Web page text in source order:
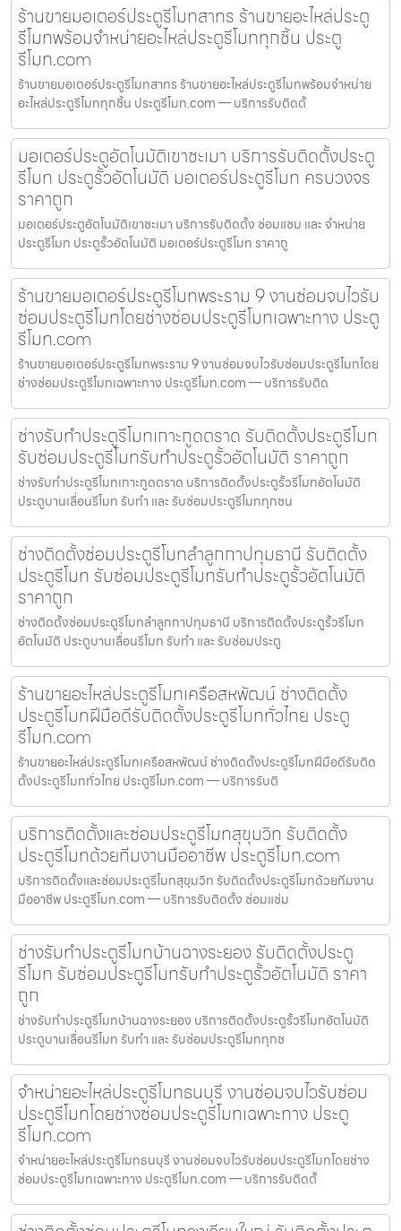
ร้านขายมอเตอร์ประตูรีโมทสาทร ร้านขายอะไหล่ประตู
รีโมทพร้อมจำหน่ายอะไหล่ประตูรีโมททุกชิ้น ประตู
รีโมท.com
ร้านขายมอเตอร์ประตูรีโมทสาทร ร้านขายอะไหล่ประตูรีโมทพร้อมจำหน่าย
อะไหล่ประตูรีโมททุกชิ้น ประตูรีโมท.com — บริการรับติดตั้
มอเตอร์ประตูอัตโนมัติเขาชะเมา บริการรับติดตั้งประตู
รีโมท ประตูรั้วอัตโนมัติ มอเตอร์ประตูรีโมท ครบวงจร
ราคาถูก
มอเตอร์ประตูอัตโนมัติเขาชะเมา บริการรับติดตั้ง ซ่อมแซม และ จำหน่าย
ประตูรีโมท ประตูรั้วอัตโนมัติ มอเตอร์ประตูรีโมท ราคาถู
ร้านขายมอเตอร์ประตูรีโมทพระราม 9 งานซ่อมจบไวรับ
ซ่อมประตูรีโมทโดยช่างซ่อมประตูรีโมทเฉพาะทาง ประตู
รีโมท.com
ร้านขายมอเตอร์ประตูรีโมทพระราม 9 งานซ่อมจบไวรับซ่อมประตูรีโมทโดย
ช่างซ่อมประตูรีโมทเฉพาะทาง ประตูรีโมท.com — บริการรับติด
ช่างรับทำประตูรีโมทเกาะกูดตราด รับติดตั้งประตูรีโมท
รับซ่อมประตูรีโมทรับทำประตูรั้วอัตโนมัติ ราคาถูก
ช่างรับทำประตูรีโมทเกาะกูดตราด บริการติดตั้งประตูรั้วรีโมทอัตโนมัติ
ประตูบานเลื่อนรีโมท รับทำ และ รับซ่อมประตูรีโมททุกชน
ช่างติดตั้งซ่อมประตูรีโมทลำลูกกาปทุมธานี รับติดตั้ง
ประตูรีโมท รับซ่อมประตูรีโมทรับทำประตูรั้วอัตโนมัติ
ราคาถูก
ช่างติดตั้งซ่อมประตูรีโมทลำลูกกาปทุมธานี บริการติดตั้งประตูรั้วรีโมท
อัตโนมัติ ประตูบานเลื่อนรีโมท รับทำ และ รับซ่อมประตู
ร้านขายอะไหล่ประตูรีโมทเครือสหพัฒน์ ช่างติดตั้ง
ประตูรีโมทฝีมือดีรับติดตั้งประตูรีโมททั่วไทย ประตู
รีโมท.com
ร้านขายอะไหล่ประตูรีโมทเครือสหพัฒน์ ช่างติดตั้งประตูรีโมทฝีมือดีรับติด
ตั้งประตูรีโมททั่วไทย ประตูรีโมท.com — บริการรับติ
บริการติดตั้งและซ่อมประตูรีโมทสุขุมวิท รับติดตั้ง
ประตูรีโมทด้วยทีมงานมืออาชีพ ประตูรีโมท.com
บริการติดตั้งและซ่อมประตูรีโมทสุขุมวิท รับติดตั้งประตูรีโมทด้วยทีมงาน
มืออาชีพ ประตูรีโมท.com — บริการรับติดตั้ง ซ่อมแซ่ม
ช่างรับทำประตูรีโมทบ้านฉางระยอง รับติดตั้งประตู
รีโมท รับซ่อมประตูรีโมทรับทำประตูรั้วอัตโนมัติ ราคา
ถูก
ช่างรับทำประตูรีโมทบ้านฉางระยอง บริการติดตั้งประตูรั้วรีโมทอัตโนมัติ
ประตูบานเลื่อนรีโมท รับทำ และ รับซ่อมประตูรีโมททุกช
จำหน่ายอะไหล่ประตูรีโมทธนบุรี งานซ่อมจบไวรับซ่อม
ประตูรีโมทโดยช่างซ่อมประตูรีโมทเฉพาะทาง ประตู
รีโมท.com
จำหน่ายอะไหล่ประตูรีโมทธนบุรี งานซ่อมจบไวรับซ่อมประตูรีโมทโดยช่าง
ซ่อมประตูรีโมทเฉพาะทาง ประตูรีโมท.com — บริการรับติดตั้